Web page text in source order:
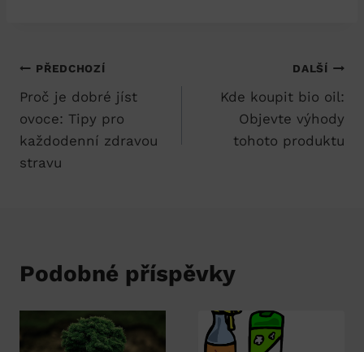
Navigace
pro
příspěvek
PŘEDCHOZÍ
Proč je dobré jíst
ovoce: Tipy pro
každodenní zdravou
stravu
DALŠÍ
Kde koupit bio oil:
Objevte výhody
tohoto produktu
Podobné příspěvky